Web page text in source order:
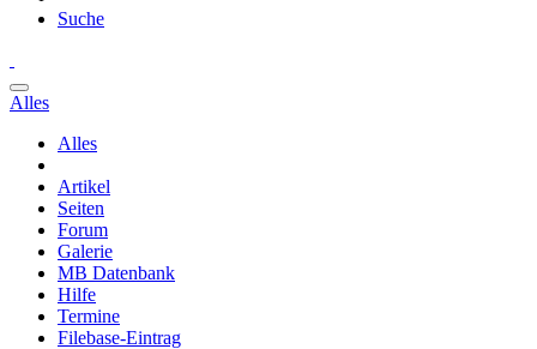
Suche
Alles
Alles
Artikel
Seiten
Forum
Galerie
MB Datenbank
Hilfe
Termine
Filebase-Eintrag